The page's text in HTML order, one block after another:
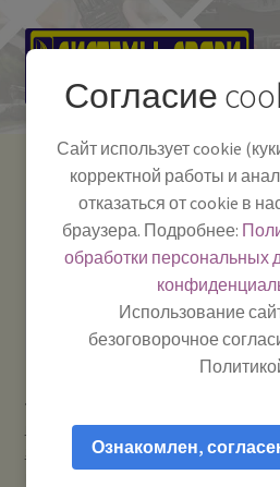
Перейти
навигации
Перейти
содержимому
Как пользоваться
Полезная информация
Мой аккаунт
Системы Связи:
г. Красноярск, ул.
Работаем:Пн-Пт:
10:00–18:00
-
интернета
Роутеры Wi-Fi и
Роутер World Vision 4G
модемом
Согласие
Сайт использует cookie
корректной работы и
отказаться от cookie в
браузера. Подробнее:
обработки персональных
Использование
безоговорочное
Ознакомлен,